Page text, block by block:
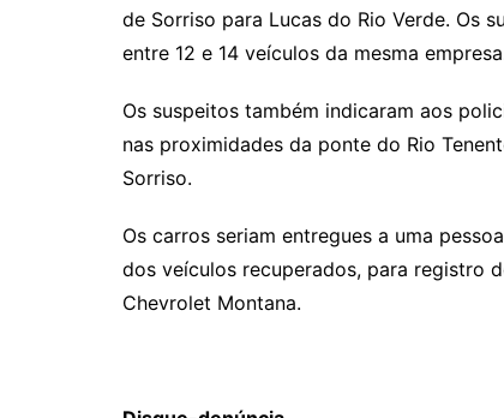
de Sorriso para Lucas do Rio Verde. Os
entre 12 e 14 veículos da mesma
Os suspeitos também indicaram aos
nas proximidades da ponte do Rio
Sorriso.
Os carros seriam entregues a uma
dos veículos recuperados, para registro
Chevrolet Montana.